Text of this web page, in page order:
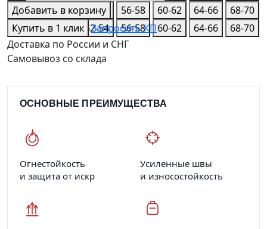
44-46
48-50 52-54 56-58 60-62 64-66
68-70
44-46
48-50 52-54 56-58 60-62 64-66 68-70
Добавить в корзину
Купить в 1 клик Запросить КП
Доставка по России и СНГ
Самовывоз со склада
ОСНОВНЫЕ ПРЕИМУЩЕСТВА
Огнестойкость
и защита от искр
Усиленные швы
и износостойкость